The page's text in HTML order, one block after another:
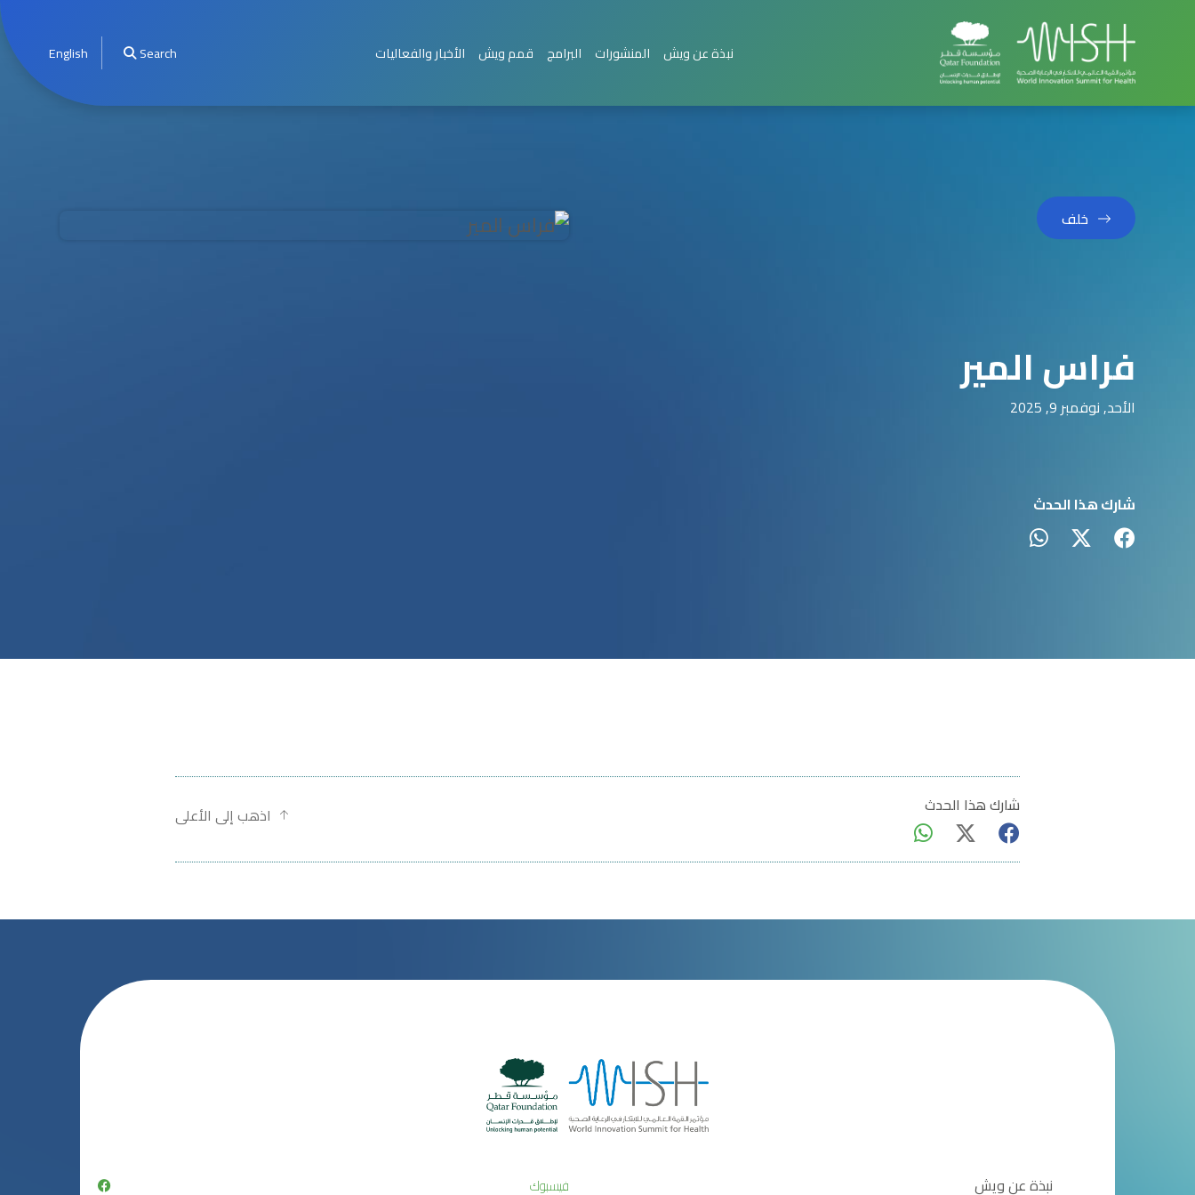
نبذة عن ويش المنشورات البرامج قمم ويش الأخبار والفعاليات Search
English
خلف
فراس المير
الأحد, نوفمبر 9, 2025
شارك هذا الحدث
شارك هذا الحدث اذهب إلى الأعلى
نبذة عن ويش فيسبوك